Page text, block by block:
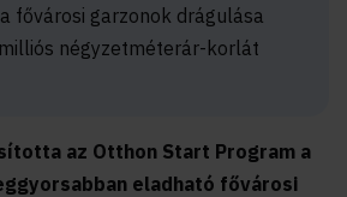
fővárosi garzonok drágulása
négyzetméterár-korlát
az Otthon Start Program a
eladható fővárosi